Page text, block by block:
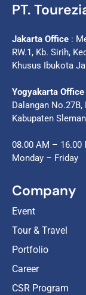
PT.
Jakarta Office :
RW.1, Kb. Sirih,
Khusus Ibukota
Yogyakarta Office
Dalangan
Kabupaten
08.00 AM – 16.00
Monday – Friday
Company
Event
Tour & Travel
Portfolio
Career
CSR Program